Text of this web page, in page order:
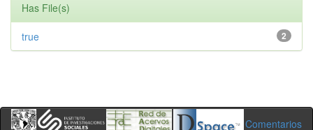
Has File(s)
2
true
Comentarios